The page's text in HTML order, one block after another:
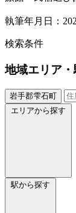
執筆年月日：
検索条件
地域エリア・
岩手郡雫石町
エリアから探す
駅から探す